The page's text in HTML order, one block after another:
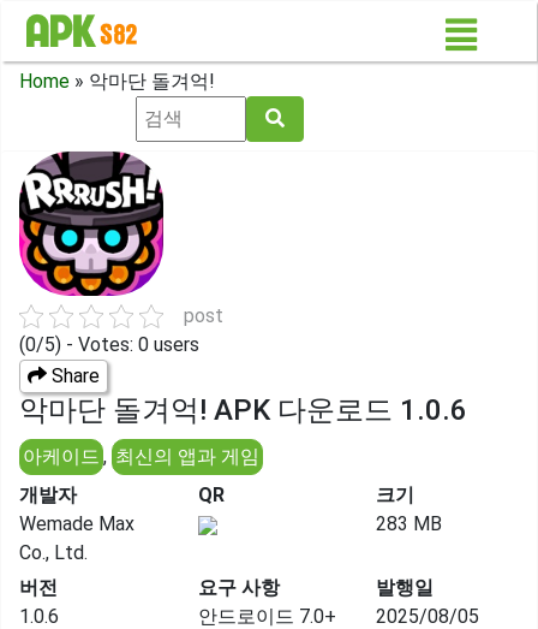
Home » 악마단 돌겨억!
post
(0/5) - Votes: 0 users
Share
악마단 돌겨억! APK 다운로드 1.0.6
아케이드 , 최신의 앱과 게임
개발자
Wemade Max
Co., Ltd.
QR
크기
283 MB
버전
1.0.6
요구 사항
안드로이드 7.0+
발행일
2025/08/05